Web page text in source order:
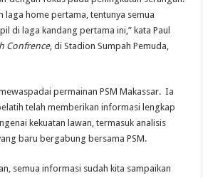
laga home pertama, tentunya semua
di laga kandang pertama ini,” kata Paul
Confrence, di Stadion Sumpah Pemuda,
permainan PSM Makassar. Ia
telah memberikan informasi lengkap
kekuatan lawan, termasuk analisis
baru bergabung bersama PSM.
semua informasi sudah kita sampaikan